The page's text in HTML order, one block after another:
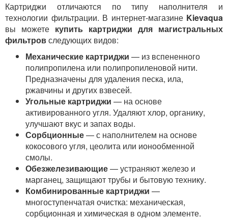
Картриджи отличаются по типу наполнителя и
технологии фильтрации. В интернет-магазине Kievaqua
вы можете купить картриджи для магистральных
фильтровследующих видов:
Механические картриджи — из вспененного
полипропилена или полипропиленовой нити.
Предназначены для удаления песка, ила,
ржавчины и других взвесей.
Угольные картриджи — на основе
активированного угля. Удаляют хлор, органику,
улучшают вкус и запах воды.
Сорбционные— с наполнителем на основе
кокосового угля, цеолита или ионообменной
смолы.
Обезжелезивающие— устраняют железо и
марганец, защищают трубы и бытовую технику.
Комбинированные картриджи —
многоступенчатая очистка: механическая,
сорбционная и химическая в одном элементе.